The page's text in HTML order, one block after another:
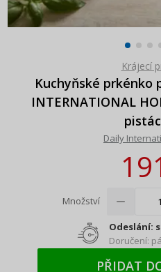
Krájecí
Kuchyňské prkénko
INTERNATIONAL
Daily
Množství
Odeslání:
Doručení:
PŘIDAT